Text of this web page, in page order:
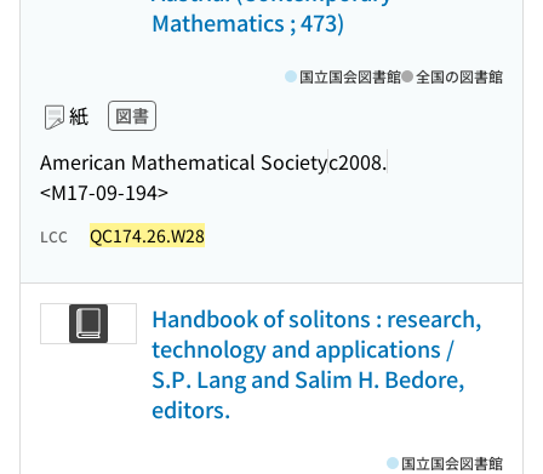
Mathematics ; 473)
紙 図書
American Mathematical Societyc2008.
<M17-09-194>
国立国会図書館 全国の図書館
LCC QC174.26.W28
Handbook of solitons : research,
technology and applications /
S.P. Lang and Salim H. Bedore,
editors.
国立国会図書館